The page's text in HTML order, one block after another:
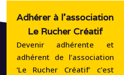
Adhérer à l'association
Le Rucher Créatif
Devenir adhérente et
adhérent de l’association
‘Le Rucher Créatif‘ c’est